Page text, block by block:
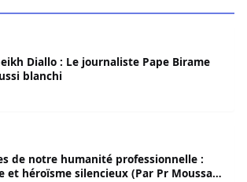
Diallo : Le journaliste Pape Birame
blanchi
de notre humanité professionnelle :
et héroïsme silencieux (Par Pr Moussa